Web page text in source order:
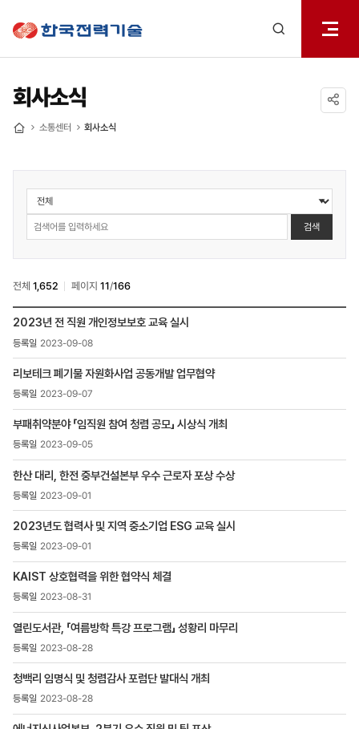
열기
회사소식
소통센터 회사소식
소통센터
>
회사소식
검색
검색
전체 1,652 페이지 11/166
>
회사소식
목록
-
번호,
등록일
첨부파일
조회수
2023년 전 직원 개인정보보호 교육 실시
2023-09-08
리보테크 폐기물 자원화사업 공동개발 업무협약
2023-09-07
부패취약분야 「임직원 참여 청렴 공모」 시상식 개최
2023-09-05
한산 대리, 한전 중부건설본부 우수 근로자 포상 수상
2023-09-01
2023년도 협력사 및 지역 중소기업 ESG 교육 실시
2023-09-01
KAIST 상호협력을 위한 협약식 체결
2023-08-31
열린도서관, 「여름방학 특강 프로그램」 성황리 마무리
2023-08-28
청백리 임명식 및 청렴감사 포럼단 발대식 개최
2023-08-28